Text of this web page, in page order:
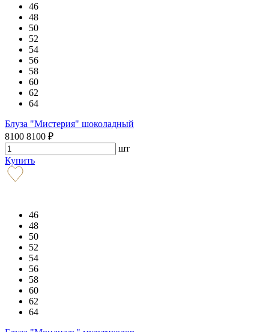
46
48
50
52
54
56
58
60
62
64
Блуза "Мистерия" шоколадный
8100 8100 ₽
шт
Купить
46
48
50
52
54
56
58
60
62
64